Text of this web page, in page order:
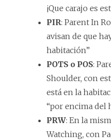
¡Que carajo es
PIR: Parent In
avisan de que
habitación”
POTS o POS:
Shoulder, con
está en la
“por encima del
PRW: En la
Watching, con